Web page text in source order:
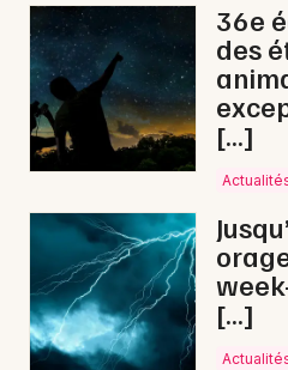
45 - Loiret
Choisir mes départements
Mon email
36e
des
[…]
[…]